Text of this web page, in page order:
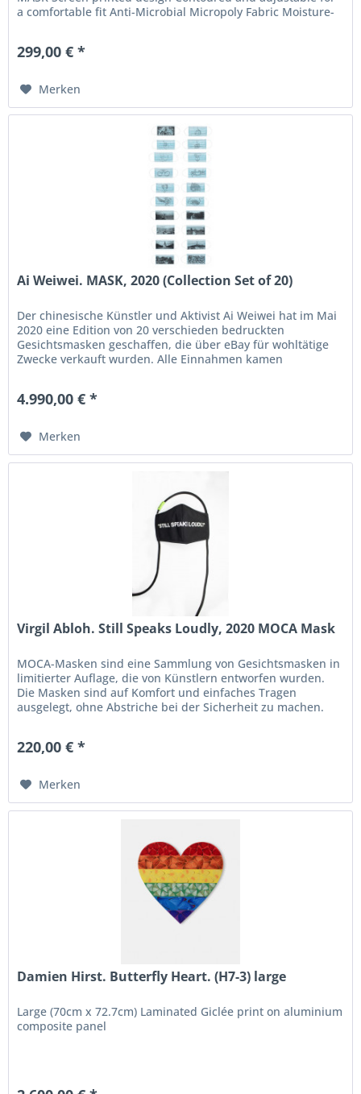
a comfortable fit Anti-Microbial Micropoly Fabric Moisture-
299,00 € *
Merken
Ai Weiwei. MASK, 2020 (Collection Set of 20)
Der chinesische Künstler und Aktivist Ai Weiwei hat im Mai
2020 eine Edition von 20 verschieden bedruckten
Gesichtsmasken geschaffen, die über eBay für wohltätige
Zwecke verkauft wurden. Alle Einnahmen kamen
4.990,00 € *
Merken
Virgil Abloh. Still Speaks Loudly, 2020 MOCA Mask
MOCA-Masken sind eine Sammlung von Gesichtsmasken in
limitierter Auflage, die von Künstlern entworfen wurden.
Die Masken sind auf Komfort und einfaches Tragen
ausgelegt, ohne Abstriche bei der Sicherheit zu machen.
220,00 € *
Merken
Damien Hirst. Butterfly Heart. (H7-3) large
Large (70cm x 72.7cm) Laminated Giclée print on aluminium
composite panel